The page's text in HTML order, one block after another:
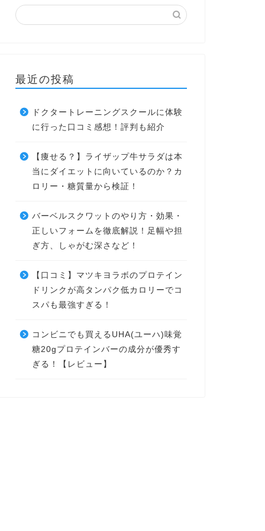
最近の投稿
ドクタートレーニングスクールに体験
に行った口コミ感想！評判も紹介
【痩せる？】ライザップ牛サラダは本
当にダイエットに向いているのか？カ
ロリー・糖質量から検証！
バーベルスクワットのやり方・効果・
正しいフォームを徹底解説！足幅や担
ぎ方、しゃがむ深さなど！
【口コミ】マツキヨラボのプロテイン
ドリンクが高タンパク低カロリーでコ
スパも最強すぎる！
コンビニでも買えるUHA(ユーハ)味覚
糖20gプロテインバーの成分が優秀す
ぎる！【レビュー】